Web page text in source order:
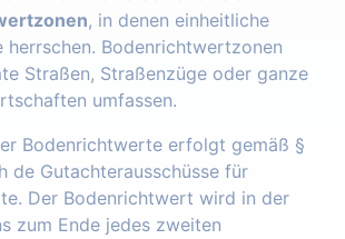
, in denen einheitliche
herrschen. Bodenrichtwertzonen
Straßen, Straßenzüge oder ganze
umfassen.
Bodenrichtwerte erfolgt gemäß §
de Gutachterausschüsse für
Der Bodenrichtwert wird in der
zum Ende jedes zweiten